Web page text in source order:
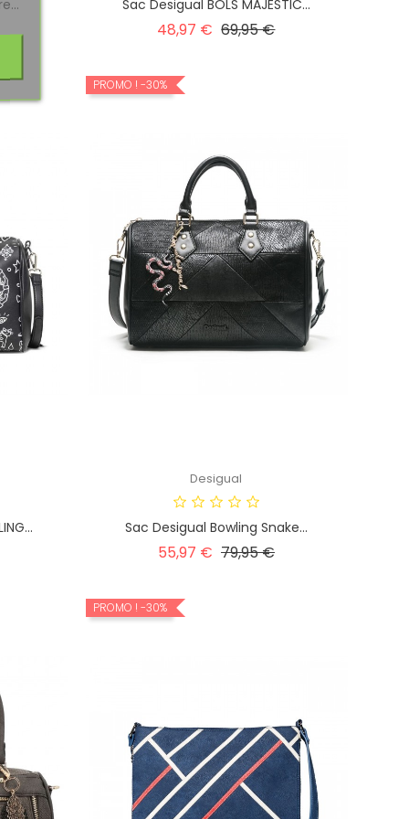
Sac Desigual BOLS MAJESTIC...
48,97 € Prix
69,95 €Prix
PROMO ! -30%
Desigual
Sac Desigual Bowling Snake...
55,97 € Prix
79,95 €Prix
PROMO ! -30%